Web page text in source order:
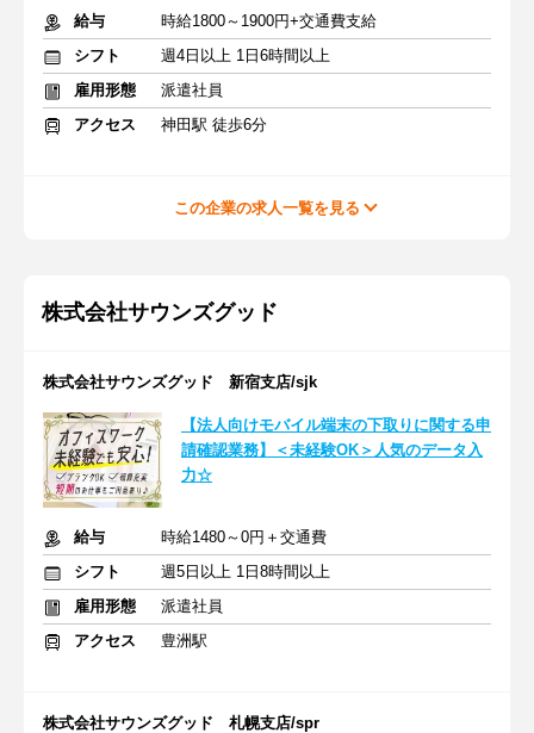
給与
時給1800～1900円+交通費支給
シフト
週4日以上 1日6時間以上
雇用形態
派遣社員
アクセス
神田駅 徒歩6分
この企業の求人一覧を見る
株式会社サウンズグッド
株式会社サウンズグッド 新宿支店/sjk
【法人向けモバイル端末の下取りに関する申
請確認業務】＜未経験OK＞人気のデータ入
力☆
給与
時給1480～0円＋交通費
シフト
週5日以上 1日8時間以上
雇用形態
派遣社員
アクセス
豊洲駅
株式会社サウンズグッド 札幌支店/spr